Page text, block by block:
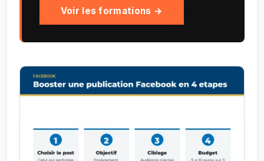
Voir les formations →